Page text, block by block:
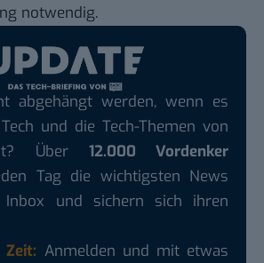
notwendig.
abgehängt werden, wenn es
und die Tech-Themen von
Über 12.000 Vordenker
Tag die wichtigsten News
und sichern sich ihren
Anmelden und mit etwas